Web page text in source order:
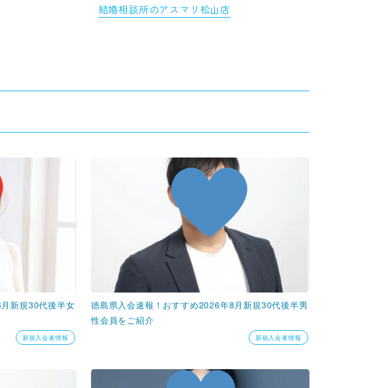
結婚相談所のアスマリ松山店
新規30代後半女
新規入会者情報
徳島県入会速報！おすすめ2026年8月新規30代後半男
性会員をご紹介
新規入会者情報